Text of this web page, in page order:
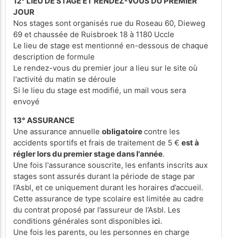
JOUR
Nos stages sont organisés rue du Roseau 60, Dieweg
69 et chaussée de Ruisbroek 18 à 1180 Uccle
Le lieu de stage est mentionné en-dessous de chaque
description de formule
Le rendez-vous du premier jour a lieu sur le site où
l'activité du matin se déroule
Si le lieu du stage est modifié, un mail vous sera
envoyé
13° ASSURANCE
Une assurance annuelle obligatoirecontre les
accidents sportifs et frais de traitement de 5 € est à
régler lors du premier stage dans l'année.
Une fois l'assurance souscrite, les enfants inscrits aux
stages sont assurés durant la période de stage par
l’Asbl, et ce uniquement durant les horaires d’accueil.
Cette assurance de type scolaire est limitée au cadre
du contrat proposé par l’assureur de l’Asbl. Les
conditions générales sont disponibles ici.
Une fois les parents, ou les personnes en charge